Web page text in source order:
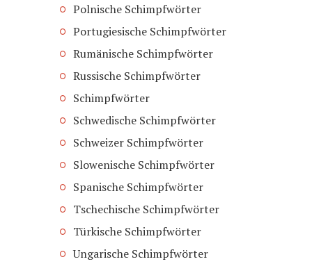
Polnische Schimpfwörter
Portugiesische Schimpfwörter
Rumänische Schimpfwörter
Russische Schimpfwörter
Schimpfwörter
Schwedische Schimpfwörter
Schweizer Schimpfwörter
Slowenische Schimpfwörter
Spanische Schimpfwörter
Tschechische Schimpfwörter
Türkische Schimpfwörter
Ungarische Schimpfwörter